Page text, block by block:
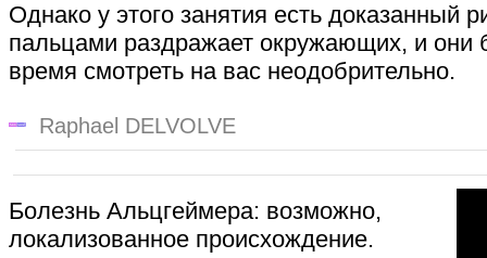
Однако у этого занятия есть доказанный
пальцами раздражает окружающих, и они
время смотреть на вас неодобрительно.
Raphael DELVOLVE
Болезнь Альцгеймера: возможно,
локализованное происхождение.